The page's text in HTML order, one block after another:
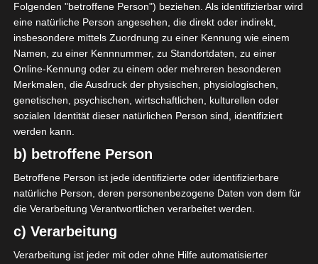
Der zweite Spieltag der Ligue 2 Pro Tunesien
2025/2026 in zwei Gruppen findet zwischen Samstag,
27., und Montag, 29. September 2025 (alle Spiele um
15:30 Uhr) statt.
Kurzlink und weitere Infos:https://www.kashba.de/ig
Für die Nutzung von Google Adsense (Google Ireland Limited,
Gordon House, Barrow Street, Dublin, D04 E5W5, Ireland)
benötigen wir laut DSGVO Ihre Zustimmung. Es werden seitens
Google Adsense personenbezogene Daten erhoben,
verarbeitet und gespeichert. Welche Daten genau entnehmen
Sie bitte den Datenschutzbedingungen.
Folgenden "betroffene Person") beziehen. Als identifizierbar wird
eine natürliche Person angesehen, die direkt oder indirekt,
insbesondere mittels Zuordnung zu einer Kennung wie einem
Namen, zu einer Kennnummer, zu Standortdaten, zu einer
Online-Kennung oder zu einem oder mehreren besonderen
Merkmalen, die Ausdruck der physischen, physiologischen,
genetischen, psychischen, wirtschaftlichen, kulturellen oder
sozialen Identität dieser natürlichen Person sind, identifiziert
werden kann.
b) betroffene Person
Betroffene Person ist jede identifizierte oder identifizierbare
natürliche Person, deren personenbezogene Daten von dem für
die Verarbeitung Verantwortlichen verarbeitet werden.
c) Verarbeitung
Verarbeitung ist jeder mit oder ohne Hilfe automatisierter